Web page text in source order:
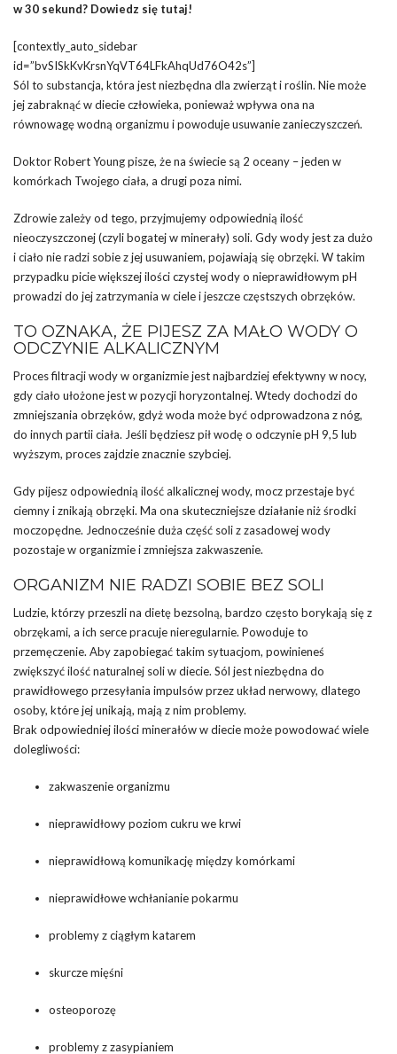
w 30 sekund? Dowiedz się tutaj!
[contextly_auto_sidebar
id=”bvSISkKvKrsnYqVT64LFkAhqUd76O42s”]
Sól to substancja, która jest niezbędna dla zwierząt i roślin. Nie może
jej zabraknąć w diecie człowieka, ponieważ wpływa ona na
równowagę wodną organizmu i powoduje usuwanie zanieczyszczeń.
Doktor Robert Young pisze, że na świecie są 2 oceany – jeden w
komórkach Twojego ciała, a drugi poza nimi.
Zdrowie zależy od tego, przyjmujemy odpowiednią ilość
nieoczyszczonej (czyli bogatej w minerały) soli. Gdy wody jest za dużo
i ciało nie radzi sobie z jej usuwaniem, pojawiają się obrzęki. W takim
przypadku picie większej ilości czystej wody o nieprawidłowym pH
prowadzi do jej zatrzymania w ciele i jeszcze częstszych obrzęków.
TO OZNAKA, ŻE PIJESZ ZA MAŁO WODY O
ODCZYNIE ALKALICZNYM
Proces filtracji wody w organizmie jest najbardziej efektywny w nocy,
gdy ciało ułożone jest w pozycji horyzontalnej. Wtedy dochodzi do
zmniejszania obrzęków, gdyż woda może być odprowadzona z nóg,
do innych partii ciała. Jeśli będziesz pił wodę o odczynie pH 9,5 lub
wyższym, proces zajdzie znacznie szybciej.
Gdy pijesz odpowiednią ilość alkalicznej wody, mocz przestaje być
ciemny i znikają obrzęki. Ma ona skuteczniejsze działanie niż środki
moczopędne. Jednocześnie duża część soli z zasadowej wody
pozostaje w organizmie i zmniejsza zakwaszenie.
ORGANIZM NIE RADZI SOBIE BEZ SOLI
Ludzie, którzy przeszli na dietę bezsolną, bardzo często borykają się z
obrzękami, a ich serce pracuje nieregularnie. Powoduje to
przemęczenie. Aby zapobiegać takim sytuacjom, powinieneś
zwiększyć ilość naturalnej soli w diecie. Sól jest niezbędna do
prawidłowego przesyłania impulsów przez układ nerwowy, dlatego
osoby, które jej unikają, mają z nim problemy.
Brak odpowiedniej ilości minerałów w diecie może powodować wiele
dolegliwości:
zakwaszenie organizmu
nieprawidłowy poziom cukru we krwi
nieprawidłową komunikację między komórkami
nieprawidłowe wchłanianie pokarmu
problemy z ciągłym katarem
skurcze mięśni
osteoporozę
problemy z zasypianiem